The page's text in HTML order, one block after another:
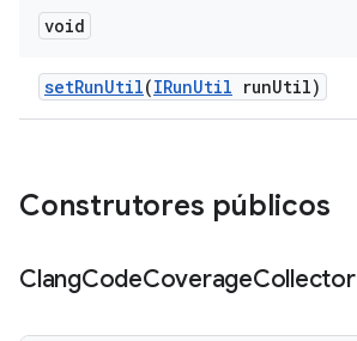
void
setRunUtil(IRunUtil runUtil)
Construtores públicos
ClangCodeCoverageCollector